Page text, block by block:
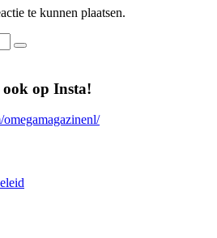
te kunnen plaatsen.
ook op Insta!